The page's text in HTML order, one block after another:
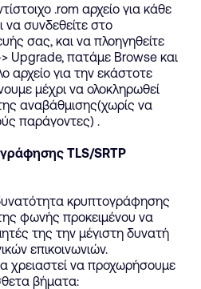
.rom αρχείο για κάθε
συνδεθείτε στο
σας, και να πλοηγηθείτε
Upgrade, πατάμε Browse και
αρχείο για την εκάστοτε
μέχρι να ολοκληρωθεί
αναβάθμισης(χωρίς να
παράγοντες) .
TLS/SRTP
κρυπτογράφησης
φωνής προκειμένου να
της την μέγιστη δυνατή
επικοινωνιών.
χρειαστεί να προχωρήσουμε
βήματα: